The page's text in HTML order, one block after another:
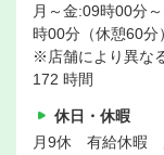
月～金:09時00分
時00分（休憩60分）
※店舗により異な
172 時間
休日・休暇
月9休 有給休暇